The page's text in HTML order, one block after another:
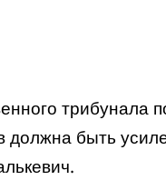
трибунала
должна быть